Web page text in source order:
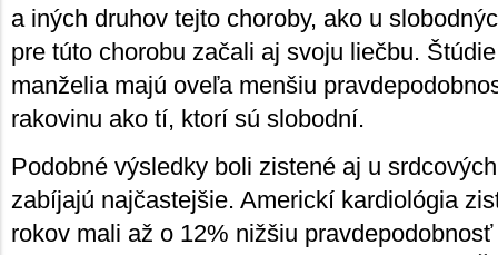
a iných druhov tejto choroby, ako u
pre túto chorobu začali aj svoju liečbu.
manželia majú oveľa menšiu
rakovinu ako tí, ktorí sú slobodní.
Podobné výsledky boli zistené aj u
zabíjajú najčastejšie. Americkí kardiológia
rokov mali až o 12% nižšiu